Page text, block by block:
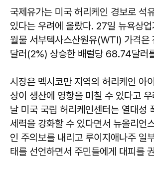
국제유가는 미국 허리케인 경보로 석
있다는 우려에 올랐다. 27일 뉴욕상
월물 서부텍사스산원유(WTI) 가격은
달러(2%) 상승한 배럴당 68.74달러
시장은 멕시코만 지역의 허리케인 아
상이 생산에 영향을 미칠 수 있다고 우
날 미국 국립 허리케인센터는 열대성
세력을 강화할 수 있다면서 뉴올리언
인 주의보를 내리고 루이지애나주 일
태를 선언하면서 주민들에게 대피를